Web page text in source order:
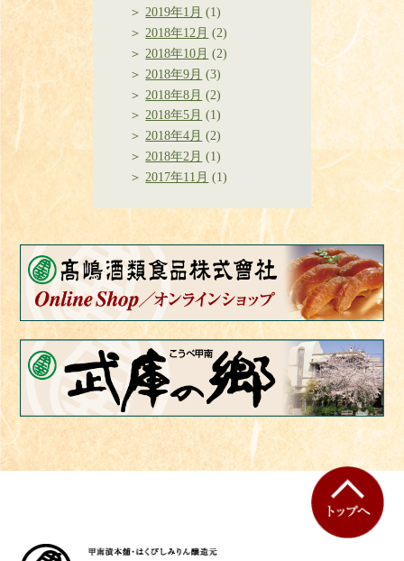
2019年1月 (1)
2018年12月 (2)
2018年10月 (2)
2018年9月 (3)
2018年8月 (2)
2018年5月 (1)
2018年4月 (2)
2018年2月 (1)
2017年11月 (1)